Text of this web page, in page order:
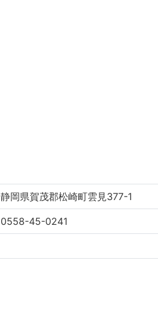
静岡県賀茂郡松崎町雲見377-1
0558-45-0241